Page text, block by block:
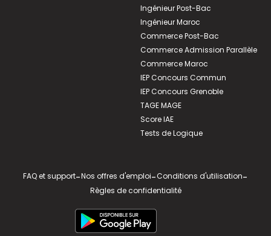
Ingénieur Post-Bac
Ingénieur Maroc
Commerce Post-Bac
Commerce Admission Parallèle
Commerce Maroc
IEP Concours Commun
IEP Concours Grenoble
TAGE MAGE
Score IAE
Tests de Logique
FAQ et support-Nos offres d'emploi-Conditions d'utilisation-
Règles de confidentialité